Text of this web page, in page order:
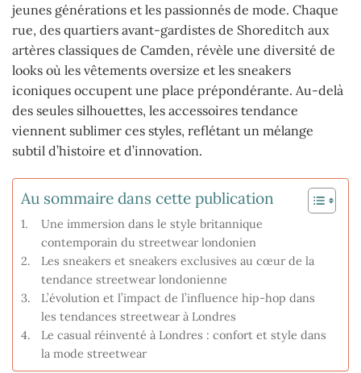
jeunes générations et les passionnés de mode. Chaque
rue, des quartiers avant-gardistes de Shoreditch aux
artères classiques de Camden, révèle une diversité de
looks où les vêtements oversize et les sneakers
iconiques occupent une place prépondérante. Au-delà
des seules silhouettes, les accessoires tendance
viennent sublimer ces styles, reflétant un mélange
subtil d’histoire et d’innovation.
Au sommaire dans cette publication
Une immersion dans le style britannique
contemporain du streetwear londonien
Les sneakers et sneakers exclusives au cœur de la
tendance streetwear londonienne
L’évolution et l’impact de l’influence hip-hop dans
les tendances streetwear à Londres
Le casual réinventé à Londres : confort et style dans
la mode streetwear